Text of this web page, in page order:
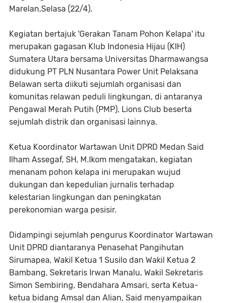
Marelan,Selasa (22/4).
Kegiatan bertajuk 'Gerakan Tanam Pohon Kelapa' itu
merupakan gagasan Klub Indonesia Hijau (KIH)
Sumatera Utara bersama Universitas Dharmawangsa
didukung PT PLN Nusantara Power Unit Pelaksana
Belawan serta diikuti sejumlah organisasi dan
komunitas relawan peduli lingkungan, di antaranya
Pengawal Merah Putih (PMP), Lions Club beserta
sejumlah distrik dan organisasi lainnya.
Ketua Koordinator Wartawan Unit DPRD Medan Said
Ilham Assegaf, SH, M.Ikom mengatakan, kegiatan
menanam pohon kelapa ini merupakan wujud
dukungan dan kepedulian jurnalis terhadap
kelestarian lingkungan dan peningkatan
perekonomian warga pesisir.
Didampingi sejumlah pengurus Koordinator Wartawan
Unit DPRD diantaranya Penasehat Pangihutan
Sirumapea, Wakil Ketua 1 Susilo dan Wakil Ketua 2
Bambang, Sekretaris Irwan Manalu, Wakil Sekretaris
Simon Sembiring, Bendahara Amsari, serta Ketua-
ketua bidang Amsal dan Alian, Said menyampaikan